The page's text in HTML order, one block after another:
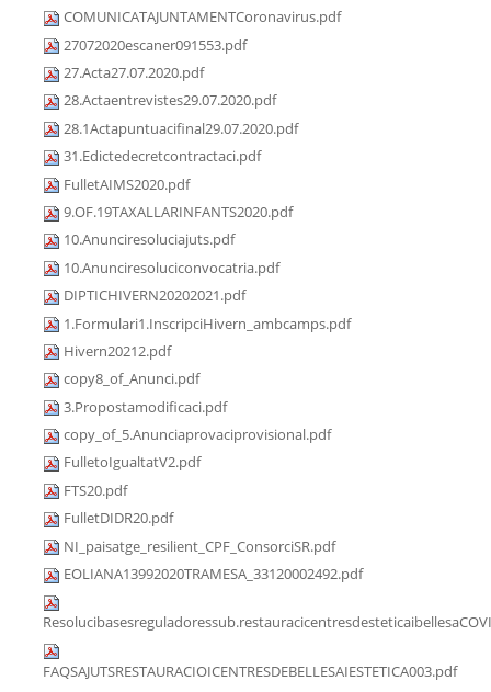
COMUNICATAJUNTAMENTCoronavirus.pdf
27072020escaner091553.pdf
27.Acta27.07.2020.pdf
28.Actaentrevistes29.07.2020.pdf
28.1Actapuntuacifinal29.07.2020.pdf
31.Edictedecretcontractaci.pdf
FulletAIMS2020.pdf
9.OF.19TAXALLARINFANTS2020.pdf
10.Anunciresoluciajuts.pdf
10.Anunciresoluciconvocatria.pdf
DIPTICHIVERN20202021.pdf
1.Formulari1.InscripciHivern_ambcamps.pdf
Hivern20212.pdf
copy8_of_Anunci.pdf
3.Propostamodificaci.pdf
copy_of_5.Anunciaprovaciprovisional.pdf
FulletoIgualtatV2.pdf
FTS20.pdf
FulletDIDR20.pdf
NI_paisatge_resilient_CPF_ConsorciSR.pdf
EOLIANA13992020TRAMESA_33120002492.pdf
FAQSAJUTSRESTAURACIOICENTRESDEBELLESAIESTETICA003.pdf